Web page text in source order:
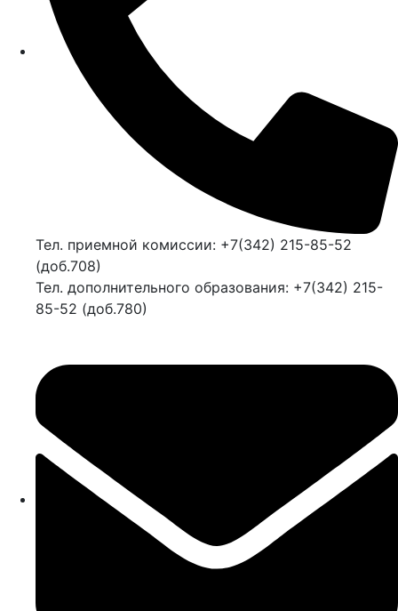
Тел. приемной комиссии: +7(342) 215-85-52
(доб.708)
Тел. дополнительного образования: +7(342) 215-
85-52 (доб.780)